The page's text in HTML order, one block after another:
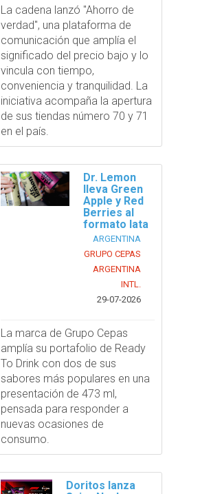
La cadena lanzó "Ahorro de
verdad", una plataforma de
comunicación que amplía el
significado del precio bajo y lo
vincula con tiempo,
conveniencia y tranquilidad. La
iniciativa acompaña la apertura
de sus tiendas número 70 y 71
en el país.
Dr. Lemon
lleva Green
Apple y Red
Berries al
formato lata
ARGENTINA
GRUPO CEPAS
ARGENTINA
INTL.
29-07-2026
La marca de Grupo Cepas
amplía su portafolio de Ready
To Drink con dos de sus
sabores más populares en una
presentación de 473 ml,
pensada para responder a
nuevas ocasiones de
consumo.
Doritos lanza